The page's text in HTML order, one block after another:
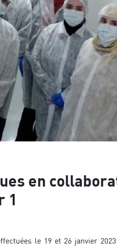
en
1
le 19 et 26 janvier